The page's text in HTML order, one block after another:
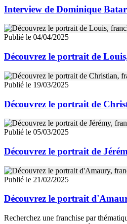
Interview de Dominique
Publié le 04/04/2025
Découvrez le portrait de
Publié le 19/03/2025
Découvrez le portrait de
Publié le 05/03/2025
Découvrez le portrait de
Publié le 21/02/2025
Découvrez le portrait
Recherchez une franchise par